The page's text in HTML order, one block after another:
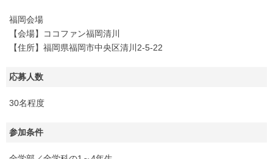
福岡会場
【会場】ココファン福岡清川
【住所】福岡県福岡市中央区清川2-5-22
応募人数
30名程度
参加条件